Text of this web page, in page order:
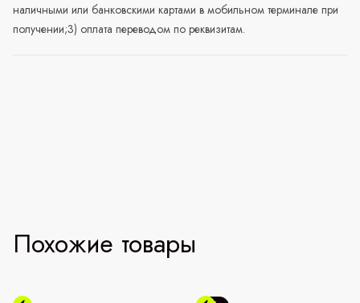
наличными или банковскими картами в мобильном терминале при
получении;3) оплата переводом по реквизитам.
Похожие товары